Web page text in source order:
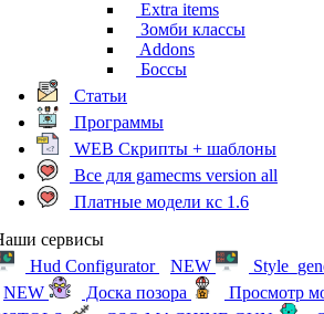
Extra items
Зомби классы
Addons
Боссы
Статьи
Программы
WEB Скрипты + шаблоны
Все для gamecms version all
Платные модели кс 1.6
сервисы
Hud Configurator
NEW
NEW
Доска позора Просмотр